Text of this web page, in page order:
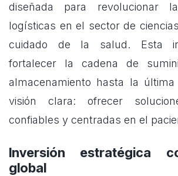
diseñada para revolucionar
logísticas en el sector de
cuidado de la salud. Esta
fortalecer la cadena de
almacenamiento hasta la
visión clara: ofrecer
confiables y centradas en el
Inversión estratégica
global